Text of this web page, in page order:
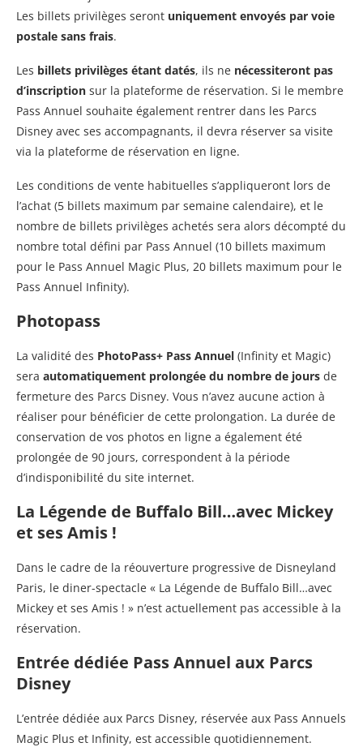
Les billets privilèges seront uniquement envoyés par voie
postale sans frais.
Les billets privilèges étant datés, ils ne nécessiteront pas
d’inscription sur la plateforme de réservation. Si le membre
Pass Annuel souhaite également rentrer dans les Parcs
Disney avec ses accompagnants, il devra réserver sa visite
via la plateforme de réservation en ligne.
Les conditions de vente habituelles s’appliqueront lors de
l’achat (5 billets maximum par semaine calendaire), et le
nombre de billets privilèges achetés sera alors décompté du
nombre total défini par Pass Annuel (10 billets maximum
pour le Pass Annuel Magic Plus, 20 billets maximum pour le
Pass Annuel Infinity).
Photopass
La validité des PhotoPass+ Pass Annuel (Infinity et Magic)
sera automatiquement prolongée du nombre de jours de
fermeture des Parcs Disney. Vous n’avez aucune action à
réaliser pour bénéficier de cette prolongation. La durée de
conservation de vos photos en ligne a également été
prolongée de 90 jours, correspondent à la période
d’indisponibilité du site internet.
La Légende de Buffalo Bill…avec Mickey
et ses Amis !
Dans le cadre de la réouverture progressive de Disneyland
Paris, le diner-spectacle « La Légende de Buffalo Bill…avec
Mickey et ses Amis ! » n’est actuellement pas accessible à la
réservation.
Entrée dédiée Pass Annuel aux Parcs
Disney
L’entrée dédiée aux Parcs Disney, réservée aux Pass Annuels
Magic Plus et Infinity, est accessible quotidiennement.